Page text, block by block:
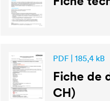
PDF | 185,4 kB
Fiche de
CH)